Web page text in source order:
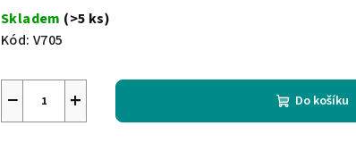
cena:
Skladem (>5 ks)
Kód: V705
+
− Do košíku